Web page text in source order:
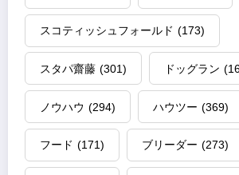
スコティッシュフォールド (173)
スタパ齋藤 (301) ドッグラン
ノウハウ (294) ハウツー (369)
フード (171) ブリーダー (273)